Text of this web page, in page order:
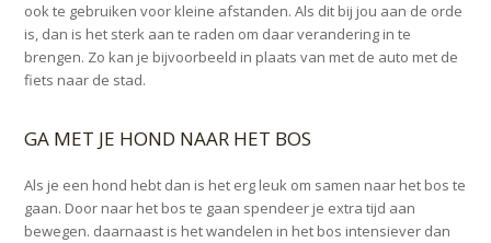
ook te gebruiken voor kleine afstanden. Als dit bij jou aan de orde
is, dan is het sterk aan te raden om daar verandering in te
brengen. Zo kan je bijvoorbeeld in plaats van met de auto met de
fiets naar de stad.
GA MET JE HOND NAAR HET BOS
Als je een hond hebt dan is het erg leuk om samen naar het bos te
gaan. Door naar het bos te gaan spendeer je extra tijd aan
bewegen. daarnaast is het wandelen in het bos intensiever dan